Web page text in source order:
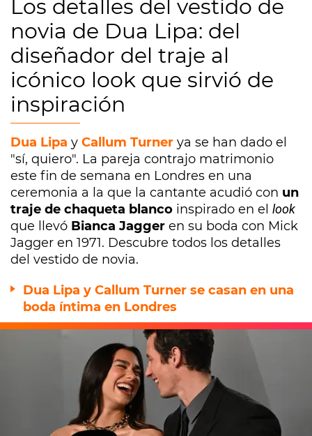
Los detalles del vestido de
novia de Dua Lipa: del
diseñador del traje al
icónico look que sirvió de
inspiración
Dua Lipa y Callum Turner ya se han dado el
"sí, quiero". La pareja contrajo matrimonio
este fin de semana en Londres en una
ceremonia a la que la cantante acudió con un
traje de chaqueta blanco inspirado en el look
que llevó Bianca Jagger en su boda con Mick
Jagger en 1971. Descubre todos los detalles
del vestido de novia.
Dua Lipa y Callum Turner se casan en una
boda íntima en Londres